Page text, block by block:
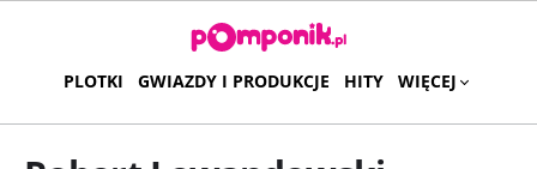
PLOTKI GWIAZDY I PRODUKCJE HITY WIĘCEJ